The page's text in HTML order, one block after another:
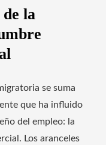
la
se suma
que ha influido
del empleo: la
Los aranceles